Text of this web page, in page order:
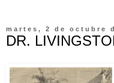
martes, 2 de octubre
DR.